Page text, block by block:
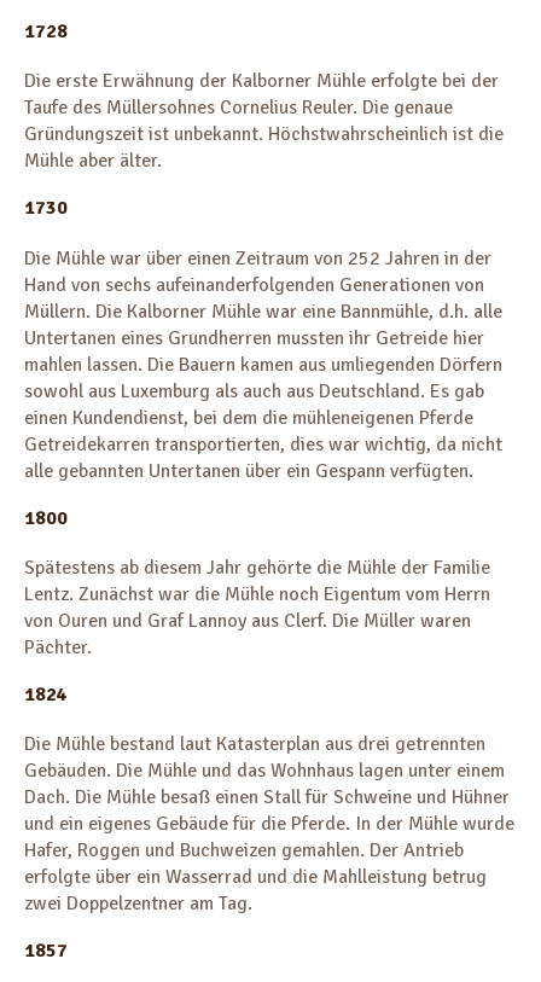
Naturpädagogischer Garten
Anmeldeformular
1728
Die erste Erwähnung der Kalborner Mühle erfolgte bei der
Taufe des Müllersohnes Cornelius Reuler. Die genaue
Gründungszeit ist unbekannt. Höchstwahrscheinlich ist die
Mühle aber älter.
1730
Die Mühle war über einen Zeitraum von 252 Jahren in der
Hand von sechs aufeinanderfolgenden Generationen von
Müllern. Die Kalborner Mühle war eine Bannmühle, d.h. alle
Untertanen eines Grundherren mussten ihr Getreide hier
mahlen lassen. Die Bauern kamen aus umliegenden Dörfern
sowohl aus Luxemburg als auch aus Deutschland. Es gab
einen Kundendienst, bei dem die mühleneigenen Pferde
Getreidekarren transportierten, dies war wichtig, da nicht
alle gebannten Untertanen über ein Gespann verfügten.
1800
Spätestens ab diesem Jahr gehörte die Mühle der Familie
Lentz. Zunächst war die Mühle noch Eigentum vom Herrn
von Ouren und Graf Lannoy aus Clerf. Die Müller waren
Pächter.
1824
Die Mühle bestand laut Katasterplan aus drei getrennten
Gebäuden. Die Mühle und das Wohnhaus lagen unter einem
Dach. Die Mühle besaß einen Stall für Schweine und Hühner
und ein eigenes Gebäude für die Pferde. In der Mühle wurde
Hafer, Roggen und Buchweizen gemahlen. Der Antrieb
erfolgte über ein Wasserrad und die Mahlleistung betrug
zwei Doppelzentner am Tag.
1857